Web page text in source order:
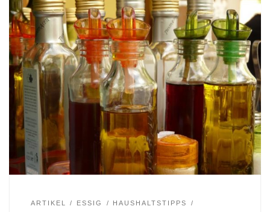
ARTIKEL ESSIG
HAUSHALTSTIPPS